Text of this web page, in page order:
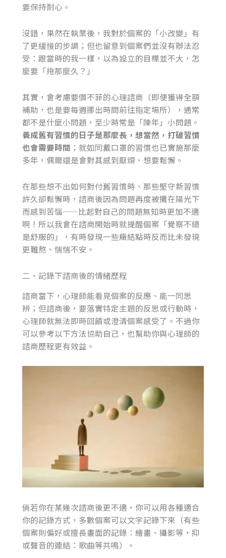
要保持耐心。
沒錯，果然在執業後，我對於個案的「小改變」有
了更緩慢的步調；但也留意到個案們並沒有辦法忍
受：跟當時的我一樣，以為設立的目標並不大，怎
麼要「拖那麼久？」
其實，會考慮要價不菲的心理諮商（即便獲得全額
補助，也是要每週挪出時間前往指定場所），通常
都不是什麼小問題，至少時常是「陳年」小問題。
養成舊有習慣的日子是那麼長，想當然，打破習慣
也會需要時間 ；就如同戴口罩的習慣也已實施那麼
多年，偶爾還是會對其感到厭煩、想要鬆懈。
在那些想不出如何對付舊習慣時、那些堅守新習慣
許久卻鬆懈時，諮商後因為問題再度被攤在陽光下
而感到苦惱——比起對自己的問題無知時更加不適
啊！所以我會在諮商開始時就提醒個案「覺察不總
是舒服的」，有時發現一些癥結點時反而比未發現
更難熬、惴惴不安。
二、記錄下諮商後的情緒歷程
諮商當下，心理師能看見個案的反應、能一同思
辨；但諮商後，要落實特定主題的反思或行動時，
心理師就無法即時回饋或澄清個案感受了。不過你
可以參考以下方法協助自己，也幫助你與心理師的
諮商歷程更有效益。
倘若你在某幾次諮商後更不適，你可以用各種適合
你的記錄方式，多數個案可以文字記錄下來（有些
個案則偏好或擅長畫面的記錄：繪畫、攝影等，抑
或聲音的連結：歌曲等共鳴）。